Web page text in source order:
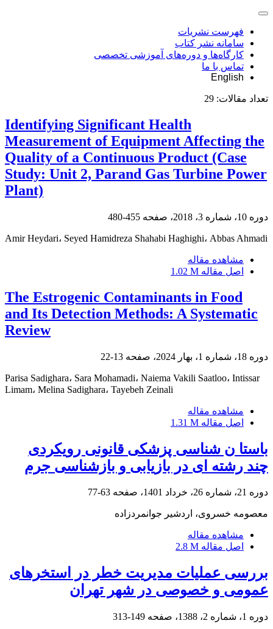
فهرست نشریات
سامانه نشر کتاب
کارگاه‌ها و دوره‌های آموزشی تخصصی
تماس با ما
English
تعداد مقالات: 29
Identifying Significant Health
Measurement of Equipment Affecting the
Quality of a Continuous Product (Case
Study: Unit 2, Parand Gas Turbine Power
Plant)
دوره 10، شماره 3، 2018، صفحه 455-480
Amir Heydari، Seyed Hamidreza Shahabi Haghighi، Abbas Ahmadi
مشاهده مقاله
اصل مقاله 1.02 M
The Estrogenic Contaminants in Food
and Its Detection Methods: A Systematic
Review
دوره 18، شماره 1، بهار 2024، صفحه 13-22
Parisa Sadighara، Sara Mohamadi، Naiema Vakili Saatloo، Intissar
Limam، Melina Sadighara، Tayebeh Zeinali
مشاهده مقاله
اصل مقاله 1.31 M
باستا ن شناسی پزشکی قانونی رویکردی
چند رشته ای در بازیابی و بازشناسی جرم
دوره 21، شماره 26، خرداد 1401، صفحه 63-77
معصومه خسروی، اردشیر جوانمردزاده
مشاهده مقاله
اصل مقاله 2.8 M
بررسی عملیات مدیریت خطر در استخرهای
عمومی و خصوصی در شهر تهران
دوره 1، شماره 2، 1388، صفحه 149-313